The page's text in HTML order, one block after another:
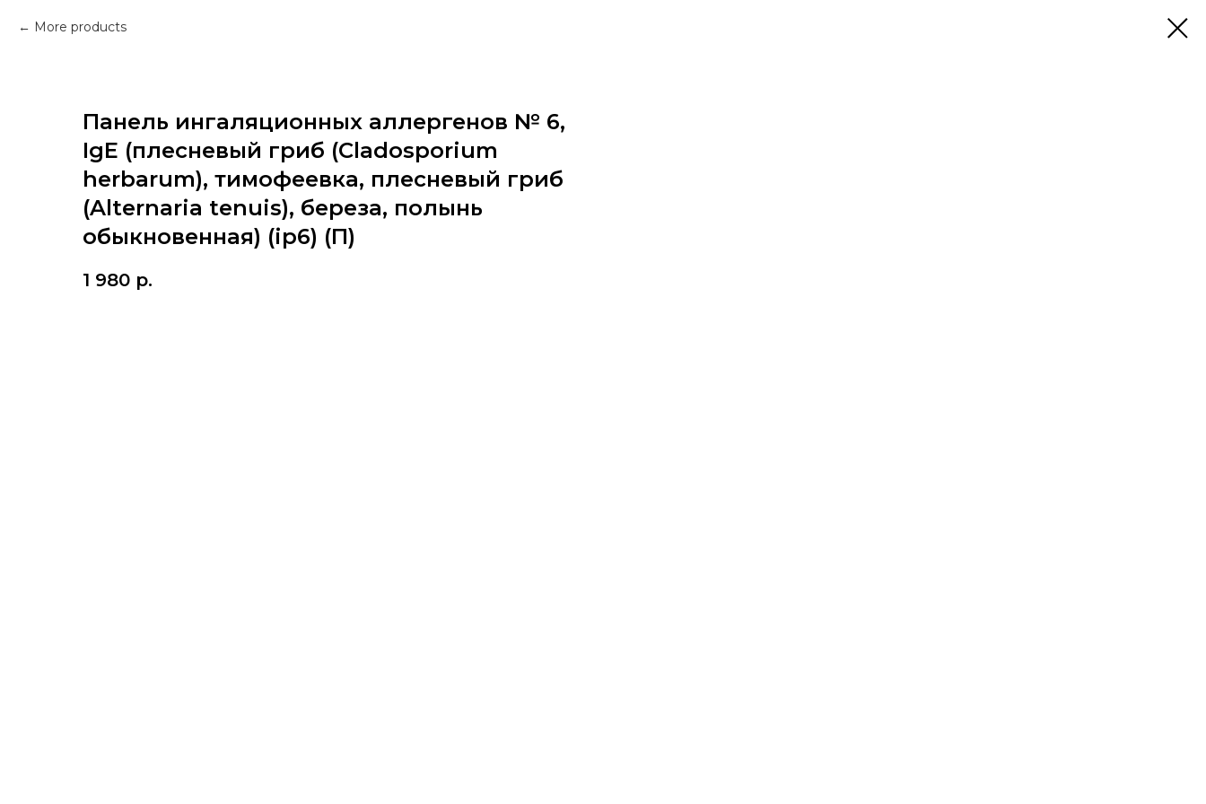
More products
Панель ингаляционных аллергенов № 6,
IgE (плесневый гриб (Cladosporium
herbarum), тимофеевка, плесневый гриб
(Alternaria tenuis), береза, полынь
обыкновенная) (ip6) (П)
1 980 р.